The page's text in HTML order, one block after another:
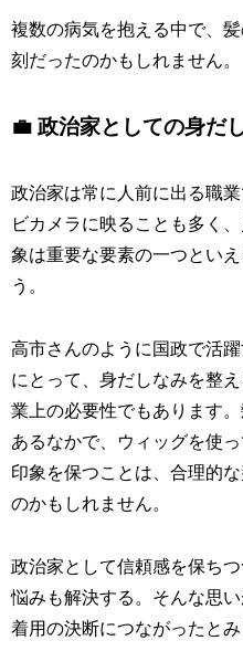
複数の病気を抱える中で、
刻だったのかもしれません。
💼 政治家としての身だ
政治家は常に人前に出る職
ビカメラに映ることも多く
象は重要な要素の一つといえ
う。
高市さんのように国政で活
にとって、身だしなみを整
業上の必要性でもあります
あるなかで、ウィッグを使
印象を保つことは、合理的
のかもしれません。
政治家として信頼感を保ち
悩みも解決する。そんな思
着用の決断につながったとみ